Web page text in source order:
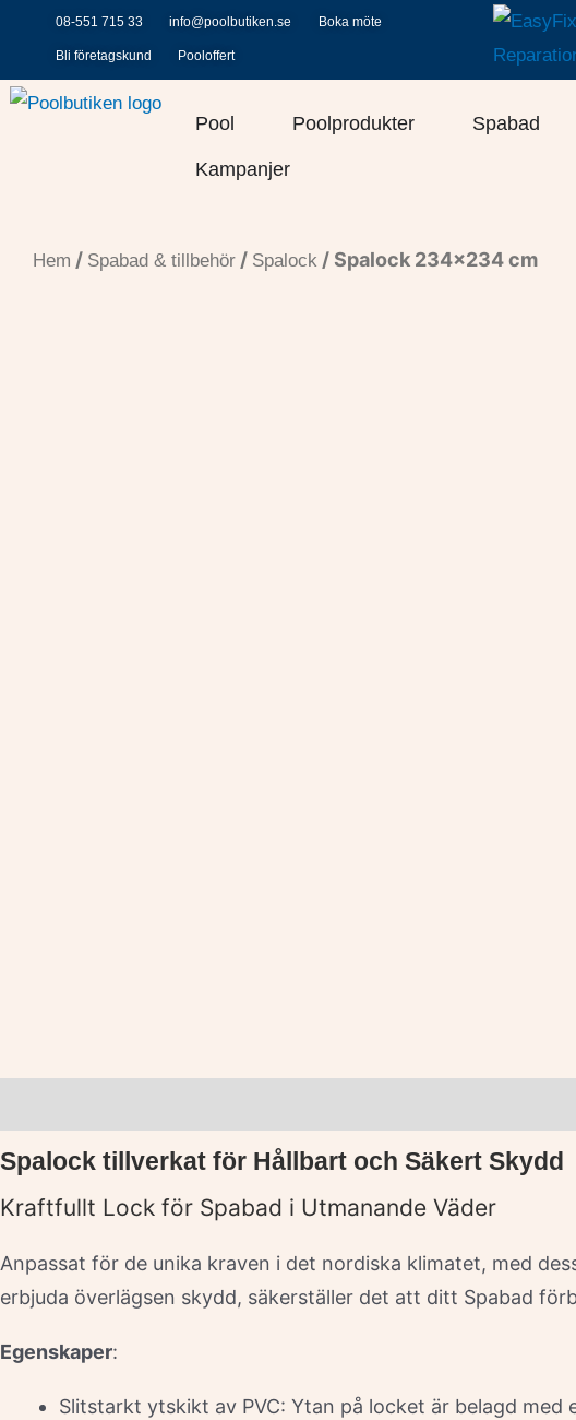
innehåll
08-551 715 33 info@poolbutiken.se Boka möte
Bli företagskund Pooloffert
Pool Öppna PoolPoolprodukter Öppna Poolprodukter
Spabad
Kampanjer
Hem / Spabad & tillbehör / Spalock / Spalock 234×234 cm
Spalock tillverkat för Hållbart och Säkert Skydd
Kraftfullt Lock för Spabad i Utmanande Väder
Anpassat för de unika kraven i det nordiska klimatet, med
erbjuda överlägsen skydd, säkerställer det att ditt Spabad
Egenskaper:
Slitstarkt ytskikt av PVC: Ytan på locket är belagd